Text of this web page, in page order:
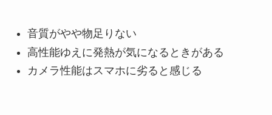
音質がやや物足りない
高性能ゆえに発熱が気になるときがある
カメラ性能はスマホに劣ると感じる